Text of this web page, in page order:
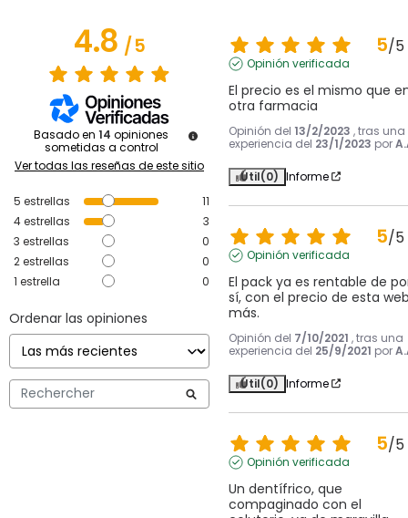
4.8/5
Basado en 14 opiniones
sometidas a control
Ver todas las reseñas de este sitio
5 estrellas
11
4estrellas
3
3 estrellas
0
2estrellas
0
1 estrella 0
Ordenar las opiniones
5/5
Opinión verificada
El precio es el mismo que
otra farmacia
Opinión del 13/2/2023 , tras una
experiencia del 23/1/2023 por
Útil(0) Informe
5/5
Opinión verificada
El pack ya es rentable de
sí, con el precio de esta
más.
Opinión del 7/10/2021 , tras una
experiencia del 25/9/2021 por
Útil(0) Informe
5/5
Opinión verificada
Un dentífrico, que
compaginado con el